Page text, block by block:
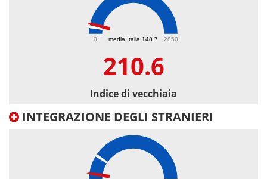
media Italia 148.7
0 2850
210.6
Indice di vecchiaia
INTEGRAZIONE DEGLI STRANIERI